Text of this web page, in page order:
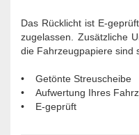
Das Rücklicht ist E-
zugelassen. Zusätzliche
die Fahrzeugpapiere sind
• Getönte Streuscheibe
• Aufwertung Ihres
• E-geprüft